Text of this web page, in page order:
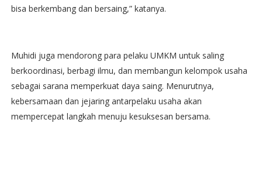
bisa berkembang dan bersaing,” katanya.
Muhidi juga mendorong para pelaku UMKM untuk saling
berkoordinasi, berbagi ilmu, dan membangun kelompok usaha
sebagai sarana memperkuat daya saing. Menurutnya,
kebersamaan dan jejaring antarpelaku usaha akan
mempercepat langkah menuju kesuksesan bersama.